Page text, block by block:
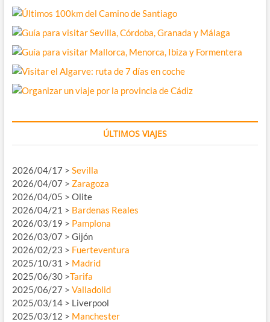
ÚLTIMOS VIAJES
2026/04/17 > Sevilla
2026/04/07 > Zaragoza
2026/04/05 > Olite
2026/04/21 > Bardenas Reales
2026/03/19 > Pamplona
2026/03/07 > Gijón
2026/02/23 > Fuerteventura
2025/10/31 > Madrid
2025/06/30 >Tarifa
2025/06/27 > Valladolid
2025/03/14 > Liverpool
2025/03/12 > Manchester